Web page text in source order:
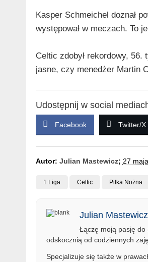
Kasper Schmeichel doznał
występował w meczach. To
Celtic zdobył rekordowy, 56.
jasne, czy menedżer Martin
Udostępnij w social
Facebook Twitter/X
Autor: Julian Mastewicz; 27
1 Liga Celtic Piłka Nożna
Julian Mastewicz
Łączę moją pasję
odskocznią od codziennych
Specjalizuje się także w